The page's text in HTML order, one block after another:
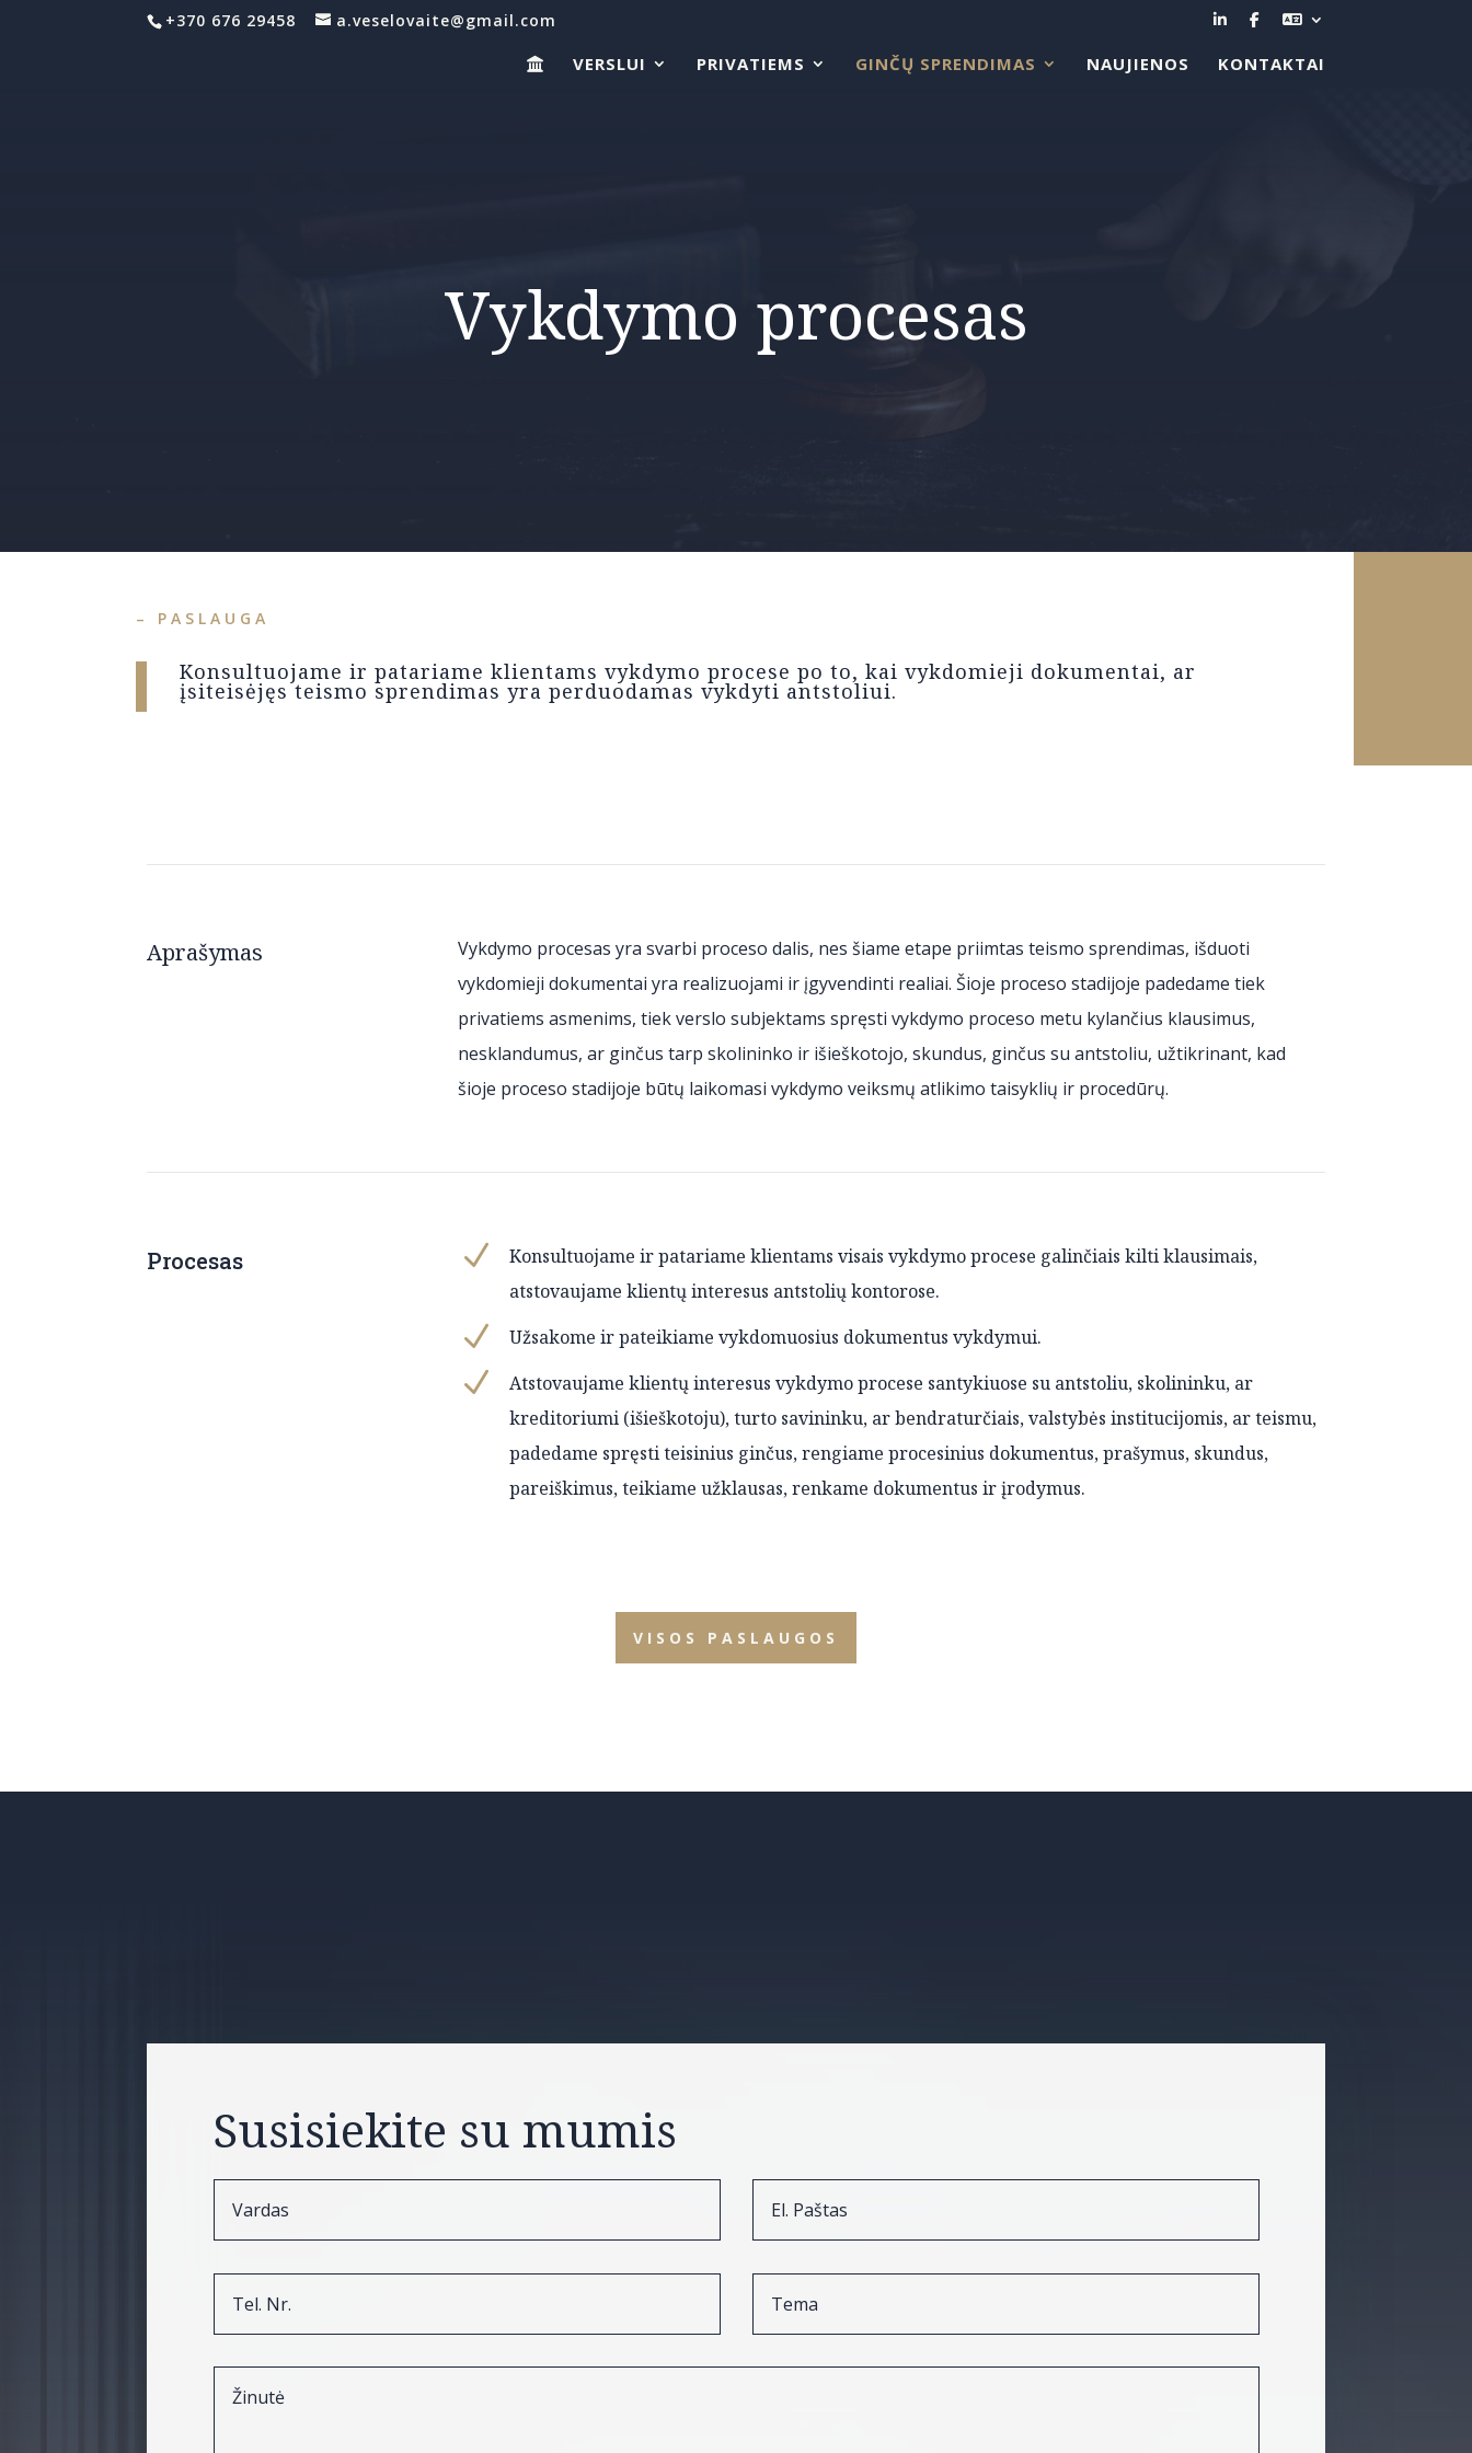
+370 676 29458 a.veselovaite@gmail.com
VERSLUI PRIVATIEMS GINČŲ SPRENDIMAS NAUJIENOS KONTAKTAI
Vykdymo procesas
– PASLAUGA
Konsultuojame ir patariame klientams vykdymo procese po to, kai vykdomieji dokumentai, ar
įsiteisėjęs teismo sprendimas yra perduodamas vykdyti antstoliui.
Aprašymas
Vykdymo procesas yra svarbi proceso dalis, nes šiame etape priimtas teismo sprendimas, išduoti
vykdomieji dokumentai yra realizuojami ir įgyvendinti realiai. Šioje proceso stadijoje padedame tiek
privatiems asmenims, tiek verslo subjektams spręsti vykdymo proceso metu kylančius klausimus,
nesklandumus, ar ginčus tarp skolininko ir išieškotojo, skundus, ginčus su antstoliu, užtikrinant, kad
šioje proceso stadijoje būtų laikomasi vykdymo veiksmų atlikimo taisyklių ir procedūrų.
Procesas N
Konsultuojame ir patariame klientams visais vykdymo procese galinčiais kilti klausimais,
atstovaujame klientų interesus antstolių kontorose.
N Užsakome ir pateikiame vykdomuosius dokumentus vykdymui.
N
Atstovaujame klientų interesus vykdymo procese santykiuose su antstoliu, skolininku, ar
kreditoriumi (išieškotoju), turto savininku, ar bendraturčiais, valstybės institucijomis, ar teismu,
padedame spręsti teisinius ginčus, rengiame procesinius dokumentus, prašymus, skundus,
pareiškimus, teikiame užklausas, renkame dokumentus ir įrodymus.
VISOS PASLAUGOS
Susisiekite su mumis